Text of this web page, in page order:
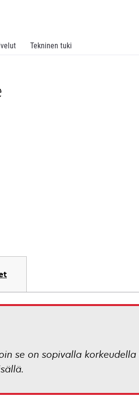
Tekninen tuki
se on sopivalla